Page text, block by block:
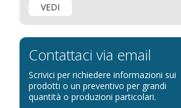
Bandiere Palio
Bandiere per enti pubblici
Bandiere per riserve naturali e parchi
Bandiere per musicisti
VEDI
Contattaci via email
Scrivici per richiedere informazioni sui
prodotti o un preventivo per grandi
quantità o produzioni particolari.